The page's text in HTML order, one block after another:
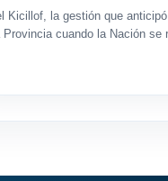
Kicillof, la gestión que
Provincia cuando la Nación se